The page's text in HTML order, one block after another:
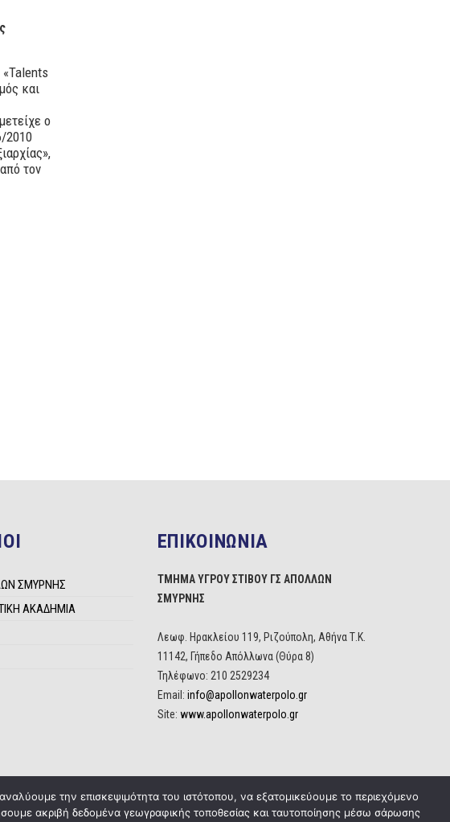
«Talents
και
ο
2010
τον
ΣΜΥΡΝΗΣ
ΑΚΑΔΗΜΙΑ
ΕΠΙΚΟΙΝΩΝΙΑ
ΤΜΗΜΑ ΥΓΡΟΥ ΣΤΙΒΟΥ ΓΣ ΑΠΟΛΛΩΝ
ΣΜΥΡΝΗΣ
Λεωφ. Ηρακλείου 119, Ριζούπολη, Αθήνα Τ.Κ.
11142, Γήπεδο Απόλλωνα (Θύρα 8)
Τηλέφωνο: 210 2529234
Email: info@apollonwaterpolo.gr
Site: www.apollonwaterpolo.gr
Media
την επισκεψιμότητα του ιστότοπου, να εξατομικεύουμε το περιεχόμενο
ακριβή δεδομένα γεωγραφικής τοποθεσίας και ταυτοποίησης μέσω σάρωσης